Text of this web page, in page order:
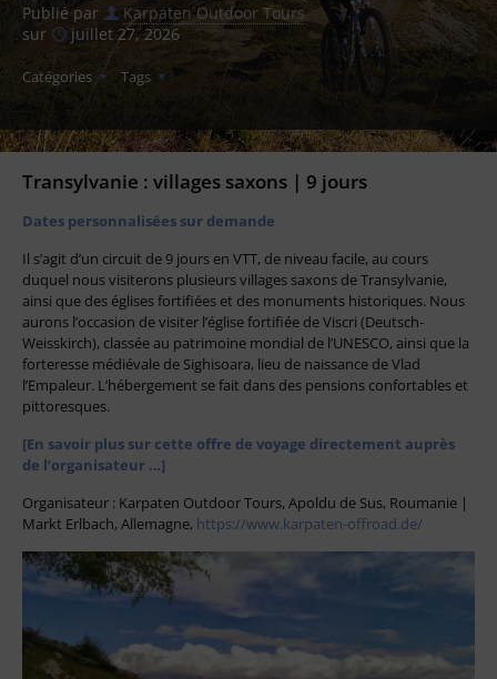
Publié par
Karpaten Outdoor Tours
sur
juillet 27, 2026
Catégories Tags
Transylvanie : villages saxons | 9 jours
Dates personnalisées sur demande
Il s’agit d’un circuit de 9 jours en VTT, de niveau facile, au cours
duquel nous visiterons plusieurs villages saxons de Transylvanie,
ainsi que des églises fortifiées et des monuments historiques. Nous
aurons l’occasion de visiter l’église fortifiée de Viscri (Deutsch-
Weisskirch), classée au patrimoine mondial de l’UNESCO, ainsi que la
forteresse médiévale de Sighisoara, lieu de naissance de Vlad
l’Empaleur. L’hébergement se fait dans des pensions confortables et
pittoresques.
[En savoir plus sur cette offre de voyage directement auprès
de l’organisateur …]
Organisateur : Karpaten Outdoor Tours, Apoldu de Sus, Roumanie |
Markt Erlbach, Allemagne, https://www.karpaten-offroad.de/